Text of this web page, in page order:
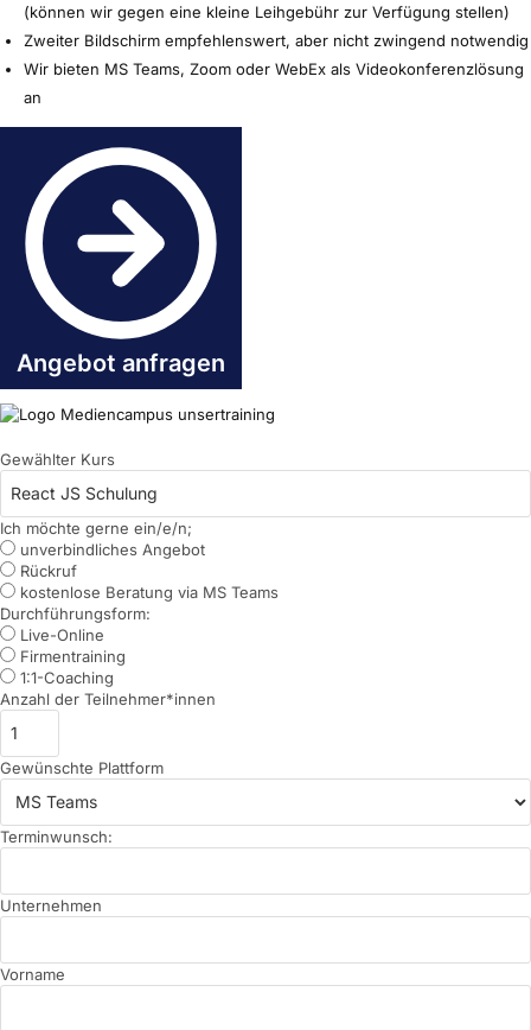
(können wir gegen eine kleine Leihgebühr zur Verfügung stellen)
Zweiter Bildschirm empfehlenswert, aber nicht zwingend notwendig
Wir bieten MS Teams, Zoom oder WebEx als Videokonferenzlösung
an
Angebot anfragen
Gewählter Kurs
Ich möchte gerne ein/e/n;
unverbindliches Angebot
Rückruf
kostenlose Beratung via MS Teams
Durchführungsform:
Live-Online
Firmentraining
1:1-Coaching
Anzahl der Teilnehmer*innen
Gewünschte Plattform
Terminwunsch:
Unternehmen
Vorname